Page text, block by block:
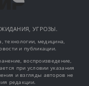
УГРОЗЫ.
технологии, медицина,
и публикации.
воспроизведение,
при условии указания
и взгляды авторов не
редакции.